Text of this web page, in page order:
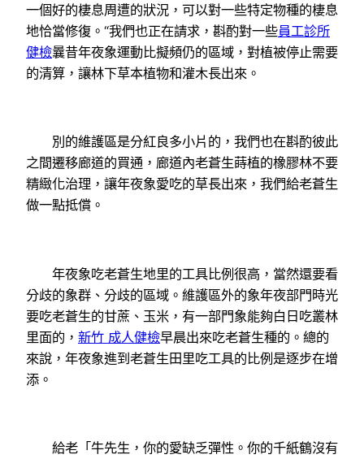
一個好的棲息周遭的狀況，可以對一些特定物種的棲息
地恰當修復。“我們也正在請求，斟酌對一些員工診所
健檢曩昔年夜象運動比擬頻仍的區域，對植被停止需要
的清算，讓林下草本植物和灌木長出來。
別的維護區是分紅良多小片的，我們也在斟酌彼此
之間遷移廊道的買通，廊道內老蒼生蒔植的橡膠林不要
精緻化治理，讓年夜象愛吃的草長出來，我們給老蒼生
做一點抵償。
年夜象吃老蒼生地里的工具比例很高，當然還要看
分歧的象群、分歧的區域。維護區外的象年夜部門時光
要吃老蒼生的甘蔗、玉米，有一部門象能夠白日吃叢林
里面的， 新竹 成人健檢早晨出來吃老蒼生種的。總的
來說，年夜象進到老蒼生田里吃工具的比例是逐步在增
添。
給老「牛先生，你的愛缺乏彈性。你的千紙鶴沒有